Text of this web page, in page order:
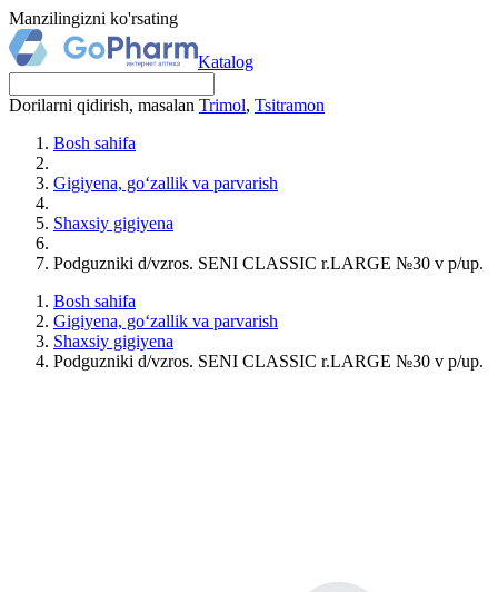
Manzilingizni ko'rsating
Katalog
Dorilarni qidirish, masalan Trimol, Tsitramon
Bosh sahifa
Gigiyena, go‘zallik va parvarish
Shaxsiy gigiyena
Podguzniki d/vzros. SENI CLASSIC r.LARGE №30 v p/up.
Bosh sahifa
Gigiyena, go‘zallik va parvarish
Shaxsiy gigiyena
Podguzniki d/vzros. SENI CLASSIC r.LARGE №30 v p/up.